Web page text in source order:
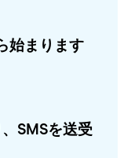
始まります
SMSを送受